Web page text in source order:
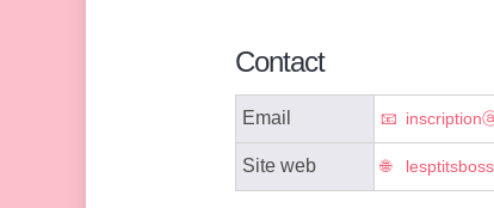
Contact
Email
Site web